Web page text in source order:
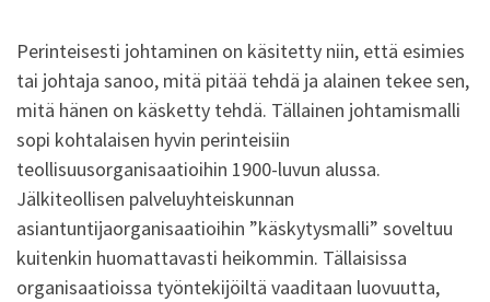
Perinteisesti johtaminen on käsitetty niin, että esimies
tai johtaja sanoo, mitä pitää tehdä ja alainen tekee sen,
mitä hänen on käsketty tehdä. Tällainen johtamismalli
sopi kohtalaisen hyvin perinteisiin
teollisuusorganisaatioihin 1900-luvun alussa.
Jälkiteollisen palveluyhteiskunnan
asiantuntijaorganisaatioihin ”käskytysmalli” soveltuu
kuitenkin huomattavasti heikommin. Tällaisissa
organisaatioissa työntekijöiltä vaaditaan luovuutta,